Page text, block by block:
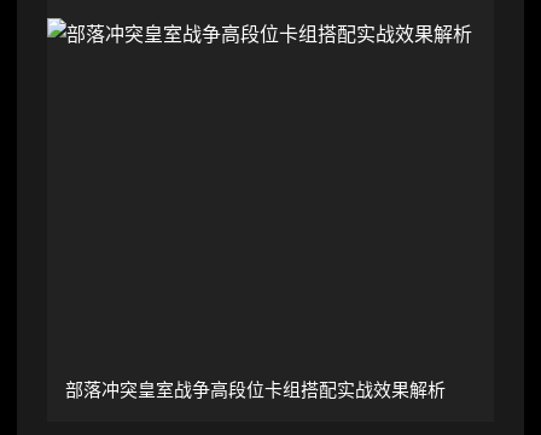
部落冲突皇室战争高段位卡组搭配实战效果解析